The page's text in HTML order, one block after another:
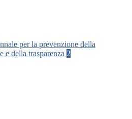
per la prevenzione della
e della trasparenza 2